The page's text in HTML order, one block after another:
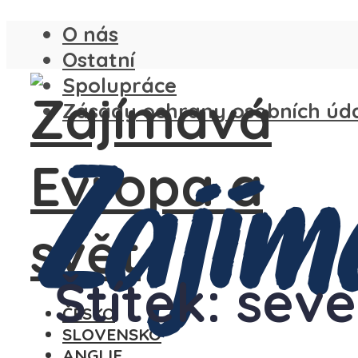
O nás
Ostatní
Spolupráce
Zásady ochrany osobních
ČESKO
SLOVENSKO
Štítek: